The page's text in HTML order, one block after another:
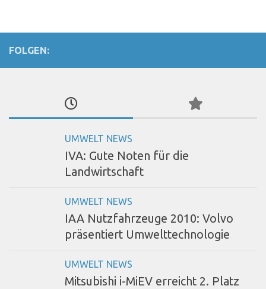
FOLGEN:
UMWELT NEWS
IVA: Gute Noten für die
Landwirtschaft
UMWELT NEWS
IAA Nutzfahrzeuge 2010: Volvo
präsentiert Umwelttechnologie
UMWELT NEWS
Mitsubishi i-MiEV erreicht 2. Platz